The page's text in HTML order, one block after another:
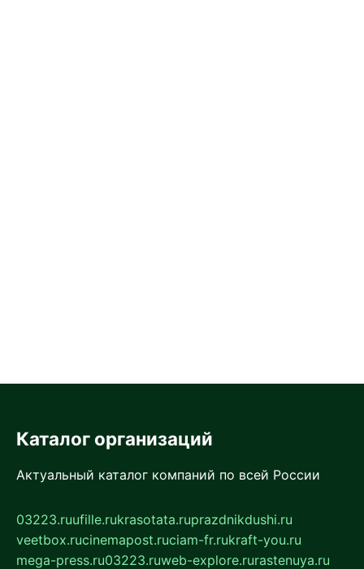
Каталог организаций
Актуальный каталог компаний по всей России
03223.ruufille.rukrasotata.ruprazdnikdushi.ru
veetbox.rucinemapost.ruciam-fr.rukraft-you.ru
mega-press.ru03223.ruweb-explore.rurastenuya.ru